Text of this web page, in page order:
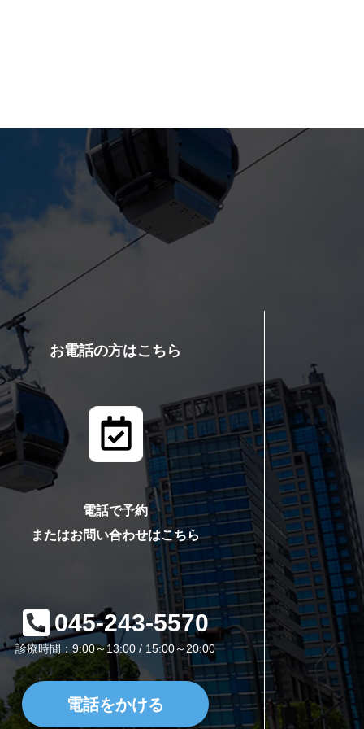
お電話の方はこちら
電話で予約
またはお問い合わせはこちら
045-243-5570
診療時間：9:00～13:00 / 15:00～20:00
電話をかける